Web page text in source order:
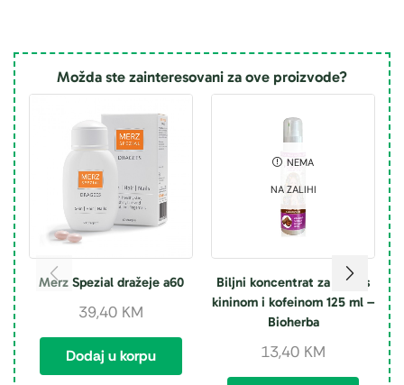
Možda ste zainteresovani za ove proizvode?
Merz Spezial dražeje a60
39,40 KM
Dodaj u korpu
NEMA
NA ZALIHI
Biljni koncentrat za kosu s
kininom i kofeinom 125 ml –
Bioherba
13,40 KM